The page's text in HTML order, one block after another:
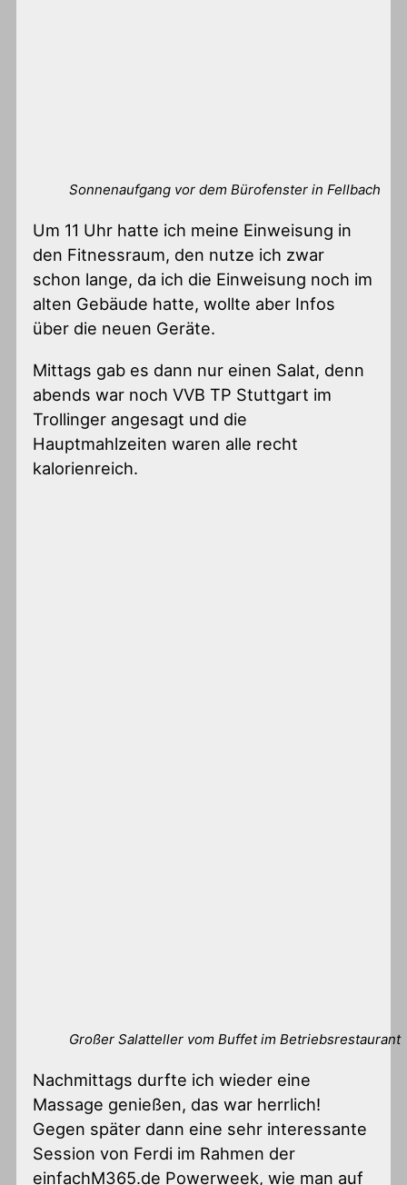
Sonnenaufgang vor dem Bürofenster in Fellbach
Um 11 Uhr hatte ich meine Einweisung in
den Fitnessraum, den nutze ich zwar
schon lange, da ich die Einweisung noch im
alten Gebäude hatte, wollte aber Infos
über die neuen Geräte.
Mittags gab es dann nur einen Salat, denn
abends war noch VVB TP Stuttgart im
Trollinger angesagt und die
Hauptmahlzeiten waren alle recht
kalorienreich.
Großer Salatteller vom Buffet im Betriebsrestaurant
Nachmittags durfte ich wieder eine
Massage genießen, das war herrlich!
Gegen später dann eine sehr interessante
Session von Ferdi im Rahmen der
einfachM365.de Powerweek, wie man auf